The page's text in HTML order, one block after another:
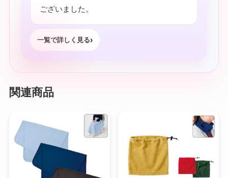
ございました。
一覧で詳しく見る
関連商品